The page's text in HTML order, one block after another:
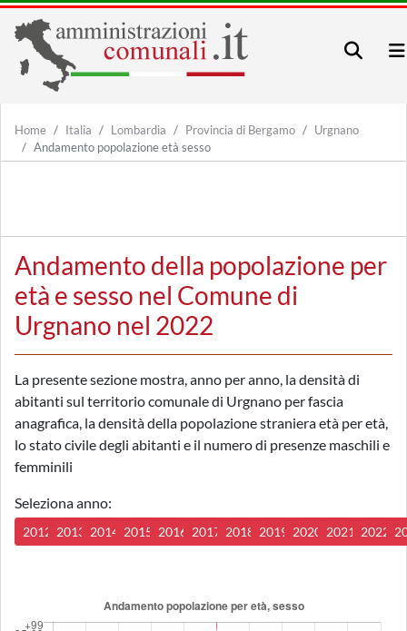
Home Italia Lombardia Provincia di Bergamo
Urgnano
Andamento popolazione età sesso
Andamento della popolazione per
età e sesso nel Comune di
Urgnano nel 2022
La presente sezione mostra, anno per anno, la densità di
abitanti sul territorio comunale di Urgnano per fascia
anagrafica, la densità della popolazione straniera età per età,
lo stato civile degli abitanti e il numero di presenze maschili e
femminili
Seleziona anno:
2012 2013 2014 2015 2016 2017 2018 2019 2020 2021 2022